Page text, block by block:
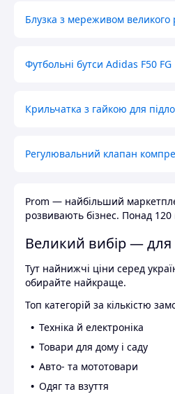
Блузка з мереживом великого
Футбольні бутси Adidas F50 FG
Крильчатка з гайкою для
Регулювальний клапан
Prom — найбільший
розвивають бізнес. Понад 120
Великий вибір — для
Тут найнижчі ціни серед
обирайте найкраще.
Топ категорій за кількістю
Техніка й електроніка
Товари для дому і саду
Авто- та мототовари
Одяг та взуття